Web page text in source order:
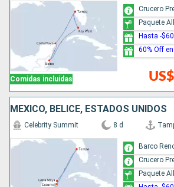
Comidas incluidas
Crucero
Paquete
Hasta -
60% Off
MÉXICO, BELICE, ESTADOS UNIDOS
Celebrity Summit 8 d
Barco
Crucero
Paquete